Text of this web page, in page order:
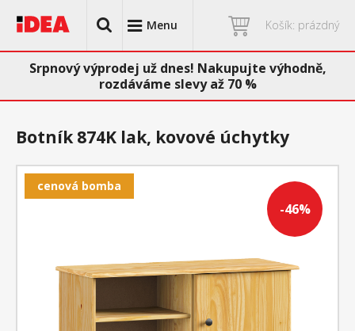
Menu Košík: prázdný
Srpnový výprodej už dnes! Nakupujte výhodně,
rozdáváme slevy až 70 %
-46%
cenová bomba
Botník 874K lak, kovové úchytky